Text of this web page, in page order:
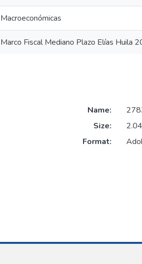
Macroeconómicas
Marco Fiscal Mediano Plazo Elías
Name:
Size:
Format: